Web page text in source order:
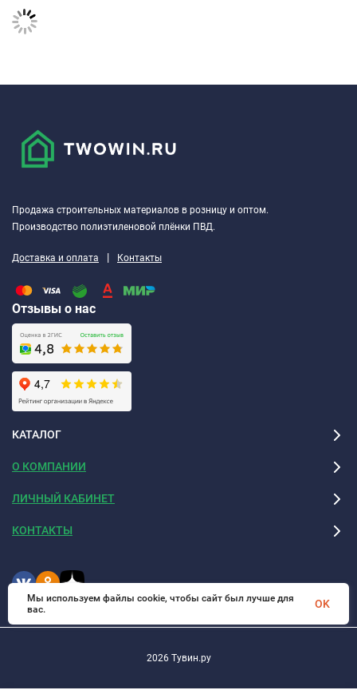
Продажа строительных материалов в розницу и оптом.
Производство полиэтиленовой плёнки ПВД.
Доставка и оплата | Контакты
Отзывы о нас
КАТАЛОГ
О КОМПАНИИ
ЛИЧНЫЙ КАБИНЕТ
КОНТАКТЫ
2026 Тувин.ру
Мы используем файлы cookie, чтобы сайт был лучше для
вас.
OK